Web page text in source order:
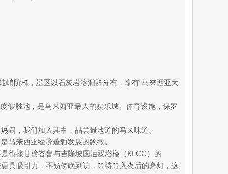
峭阶梯，景区以石灰岩溶洞群分布，享有“马来西亚大
假胜地，是马来西亚最大的娱乐城、体育设施，保罗
闹，我们加入其中，品尝最地道的马来味道。
马来西亚经济蓬勃发展的象徵。
衔接甘榜峇鲁与吉隆坡国油双塔楼（KLCC）的
具吸引力，不妨傍晚到访，等待等入夜后的亮灯，这